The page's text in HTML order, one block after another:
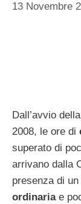
13 Novembre
Dall’avvio
2008, le ore di
superato di
arrivano dalla
presenza di
ordinariae